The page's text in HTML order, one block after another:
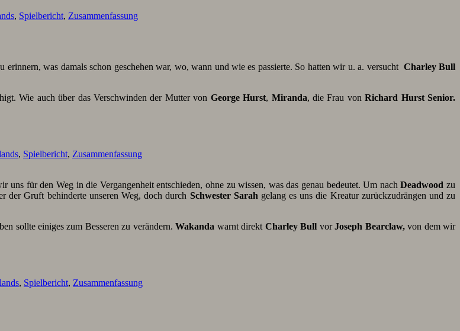
, Spielbericht, Zusammenfassung
was damals schon geschehen war, wo, wann und wie es passierte. So hatten wir u. a. versucht Charley Bull
Wie auch über das Verschwinden der Mutter von George Hurst, Miranda, die Frau vonRichard Hurst Senior.
, Spielbericht, Zusammenfassung
für den Weg in die Vergangenheit entschieden, ohne zu wissen, was das genau bedeutet. Um nachDeadwood zu
der Gruft behinderte unseren Weg, doch durch Schwester Sarah gelang es uns die Kreatur zurückzudrängen und zu
sollte einiges zum Besseren zu verändern.Wakanda warnt direkt Charley Bull vorJoseph Bearclaw,von dem wir
, Spielbericht, Zusammenfassung